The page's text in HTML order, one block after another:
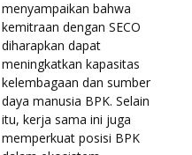
menyampaikan bahwa
kemitraan dengan SECO
diharapkan dapat
meningkatkan kapasitas
kelembagaan dan sumber
daya manusia BPK. Selain
itu, kerja sama ini juga
memperkuat posisi BPK